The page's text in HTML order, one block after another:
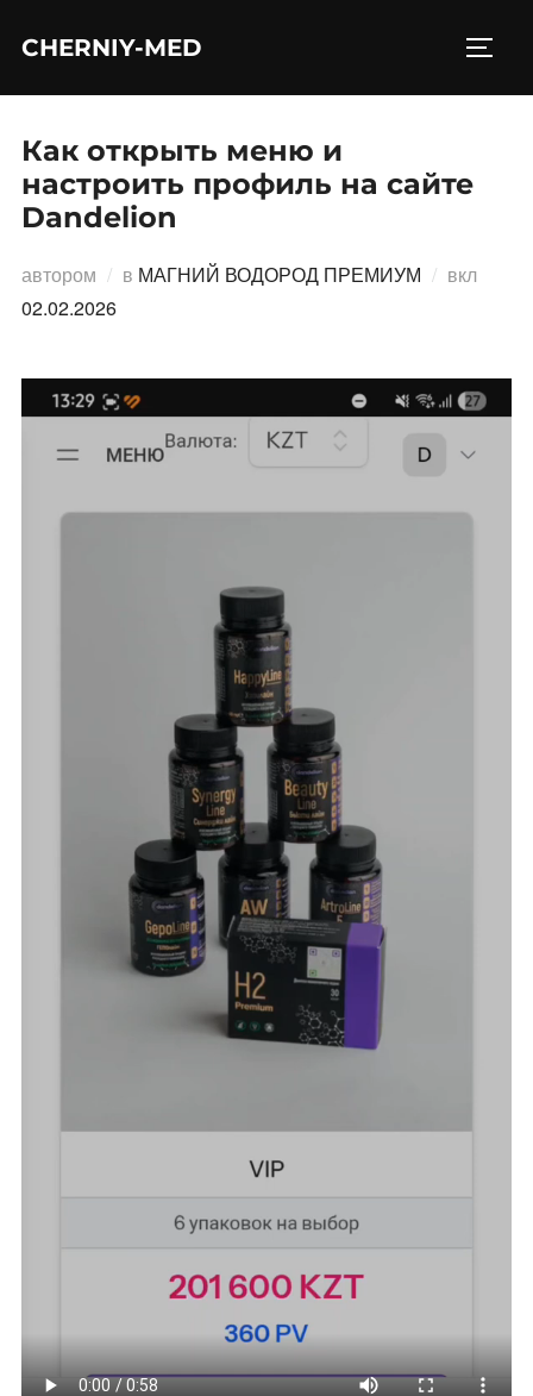
CHERNIY-MED
Как открыть меню и
настроить профиль на сайте
Dandelion
автором в МАГНИЙ ВОДОРОД ПРЕМИУМ вкл
02.02.2026